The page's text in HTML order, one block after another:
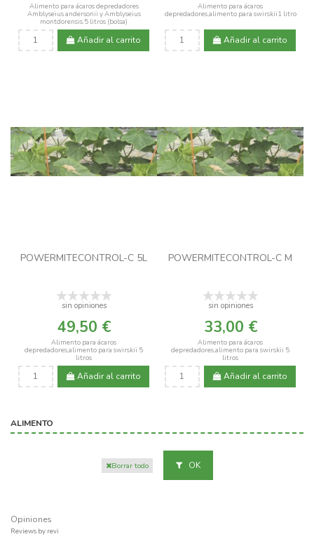
Alimento para ácaros depredadores
Amblyseius andersonii y Amblyseius
montdorensis.5 litros (bolsa)
Añadir al carrito
Alimento para ácaros
depredadores,alimento para swirskii1 litro
Añadir al carrito
POWERMITECONTROL-C 5L
sin opiniones
49,50 €
Alimento para ácaros
depredadores,alimento para swirskii 5
litros
Añadir al carrito
POWERMITECONTROL-C M
sin opiniones
33,00 €
Alimento para ácaros
depredadores,alimento para swirskii 5
litros
Añadir al carrito
ALIMENTO
Borrar todo OK
Opiniones
Reviews by revi